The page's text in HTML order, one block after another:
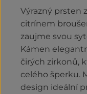
Výrazný prsten
citrínem
zaujme svou
Kámen
čirých zirkonů,
celého šperku.
design ideální